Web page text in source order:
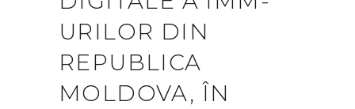
URILOR DIN
REPUBLICA
MOLDOVA, ÎN